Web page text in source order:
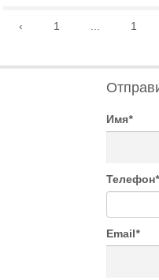
‹ 1 1
Имя*
Телефон*
Email*